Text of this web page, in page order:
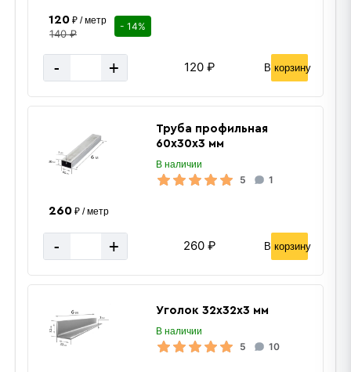
120 ₽ / метр
140 ₽
- 14%
- + 120 ₽ В корзину
Труба профильная
60х30х3 мм
В наличии
5 1
260 ₽ / метр
- + 260 ₽ В корзину
Уголок 32х32х3 мм
В наличии
5 10